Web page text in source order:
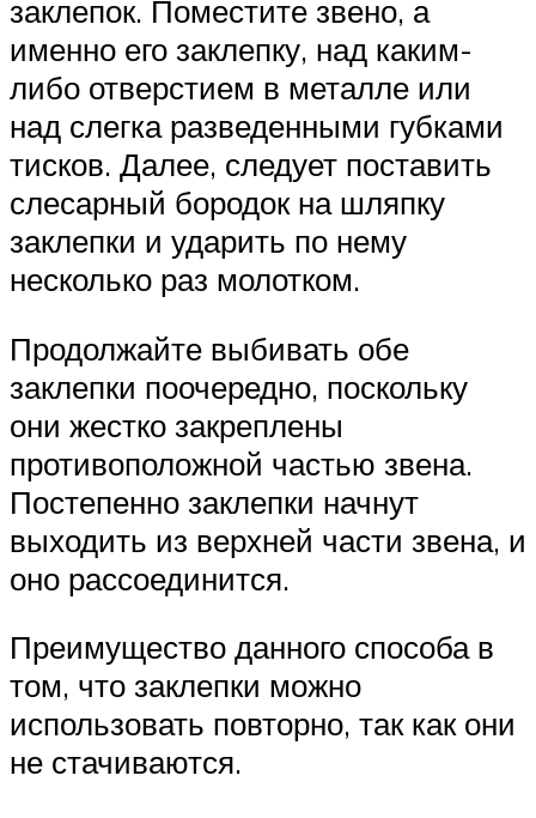
заклепок. Поместите звено, а
именно его заклепку, над каким-
либо отверстием в металле или
над слегка разведенными губками
тисков. Далее, следует поставить
слесарный бородок на шляпку
заклепки и ударить по нему
несколько раз молотком.
Продолжайте выбивать обе
заклепки поочередно, поскольку
они жестко закреплены
противоположной частью звена.
Постепенно заклепки начнут
выходить из верхней части звена, и
оно рассоединится.
Преимущество данного способа в
том, что заклепки можно
использовать повторно, так как они
не стачиваются.